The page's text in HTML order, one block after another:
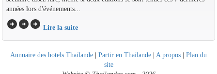
années lors d'événements...
arrow_circle_rightarrow_circle_rightarrow_circle_right Lire la suite
Annuaire des hotels Thailande | Partir en Thailande | A propos | Plan du
site